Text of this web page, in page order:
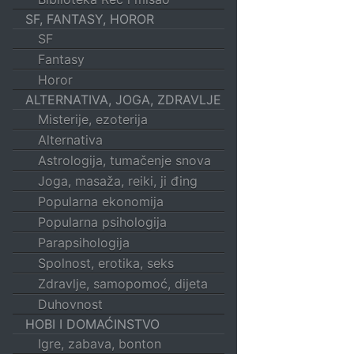
SF, FANTASY, HOROR
SF
Fantasy
Horor
ALTERNATIVA, JOGA, ZDRAVLJE
Misterije, ezoterija
Alternativa
Astrologija, tumačenje snova
Joga, masaža, reiki, ji đing
Popularna ekonomija
Popularna psihologija
Parapsihologija
Spolnost, erotika, seks
Zdravlje, samopomoć, dijeta
Duhovnost
HOBI I DOMAĆINSTVO
Igre, zabava, bonton